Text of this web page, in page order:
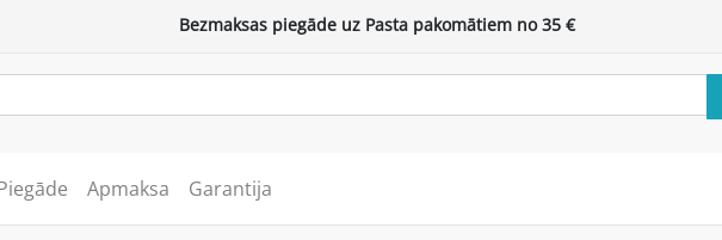
Bezmaksas piegāde uz Pasta pakomātiem no 35 €
Apmaksa Garantija